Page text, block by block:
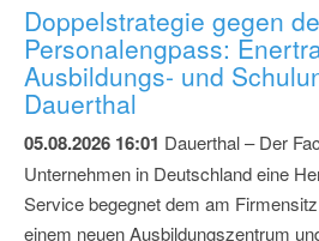
Doppelstrategie gegen
Personalengpass:
Ausbildungs- und
Dauerthal
05.08.2026 16:01 Dauerthal – Der
Unternehmen in Deutschland eine
Service begegnet dem am
einem neuen Ausbildungszentrum